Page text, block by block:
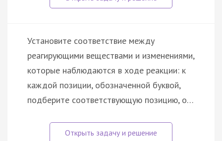
Установите соответствие между
реагирующими веществами и изменениями,
которые наблюдаются в ходе реакции: к
каждой позиции, обозначенной буквой,
подберите соответствующую позицию, о…